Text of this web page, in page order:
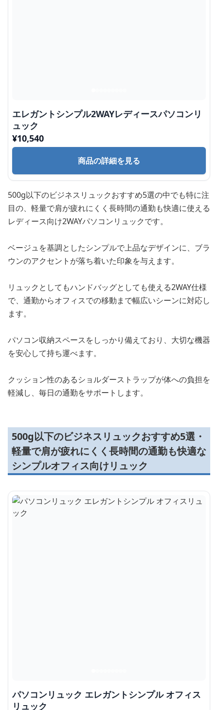
エレガントシンプル2WAYレディースパソコンリ
ュック
¥10,540
商品の詳細を見る
500g以下のビジネスリュックおすすめ5選の中でも特に注
目の、軽量で肩が疲れにくく長時間の通勤も快適に使える
レディース向け2WAYパソコンリュックです。
ベージュを基調としたシンプルで上品なデザインに、ブラ
ウンのアクセントが落ち着いた印象を与えます。
リュックとしてもハンドバッグとしても使える2WAY仕様
で、通勤からオフィスでの移動まで幅広いシーンに対応し
ます。
パソコン収納スペースをしっかり備えており、大切な機器
を安心して持ち運べます。
クッション性のあるショルダーストラップが体への負担を
軽減し、毎日の通勤をサポートします。
500g以下のビジネスリュックおすすめ5選・
軽量で肩が疲れにくく長時間の通勤も快適な
シンプルオフィス向けリュック
パソコンリュック エレガントシンプル オフィス
リュック